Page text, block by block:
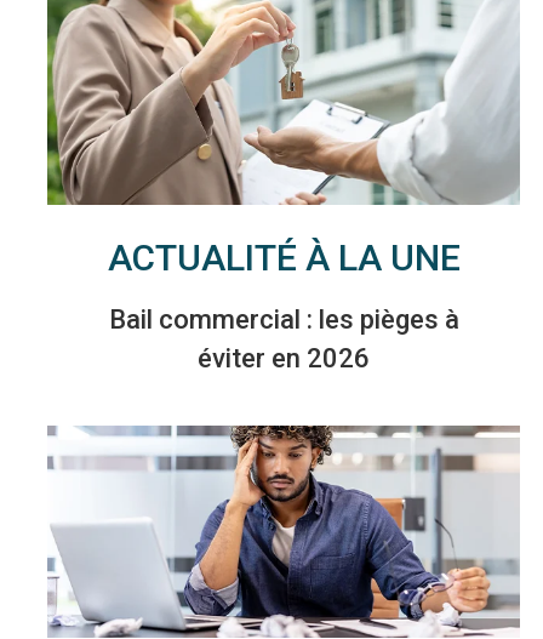
ACTUALITÉ À LA UNE
Bail commercial : les pièges à
éviter en 2026